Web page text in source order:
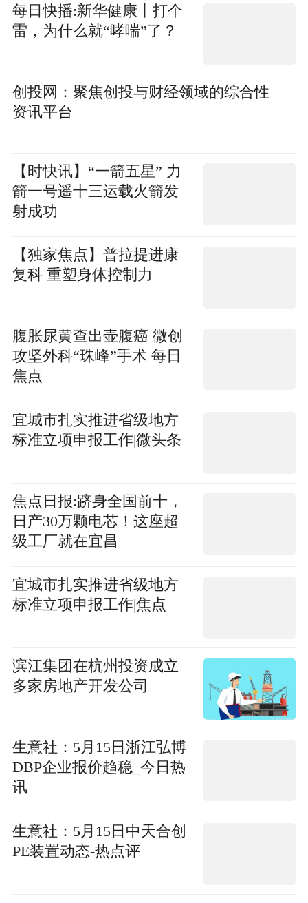
每日快播:新华健康丨打个
雷，为什么就“哮喘”了？
创投网：聚焦创投与财经领域的综合性
资讯平台
【时快讯】“一箭五星” 力
箭一号遥十三运载火箭发
射成功
【独家焦点】普拉提进康
复科 重塑身体控制力
腹胀尿黄查出壶腹癌 微创
攻坚外科“珠峰”手术 每日
焦点
宜城市扎实推进省级地方
标准立项申报工作|微头条
焦点日报:跻身全国前十，
日产30万颗电芯！这座超
级工厂就在宜昌
宜城市扎实推进省级地方
标准立项申报工作|焦点
滨江集团在杭州投资成立
多家房地产开发公司
生意社：5月15日浙江弘博
DBP企业报价趋稳_今日热
讯
生意社：5月15日中天合创
PE装置动态-热点评